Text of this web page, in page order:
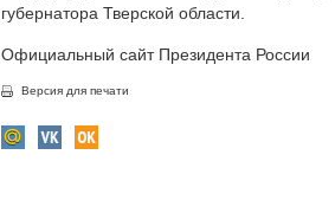
губернатора Тверской области.
Официальный сайт Президента России
Версия для печати